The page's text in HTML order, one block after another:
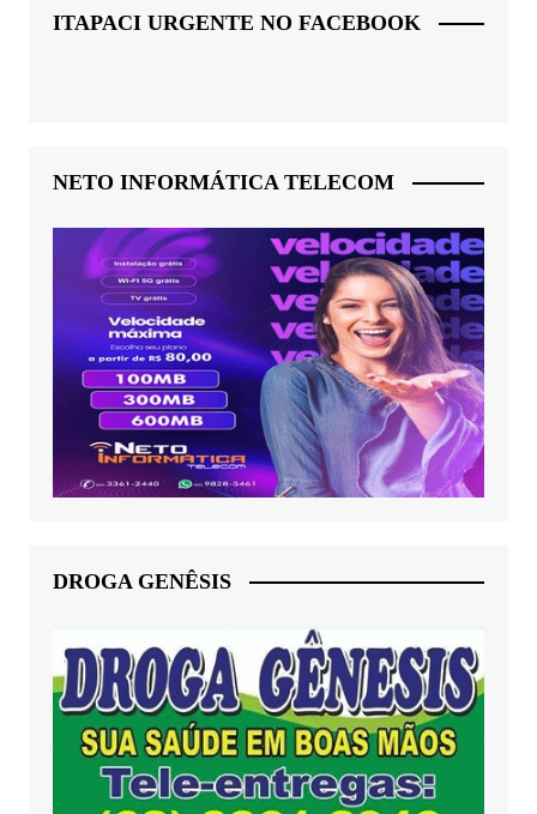
ITAPACI URGENTE NO FACEBOOK
NETO INFORMÁTICA TELECOM
DROGA GENÊSIS